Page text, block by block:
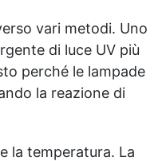
vari metodi. Uno
di luce UV più
perché le lampade
la reazione di
la temperatura. La